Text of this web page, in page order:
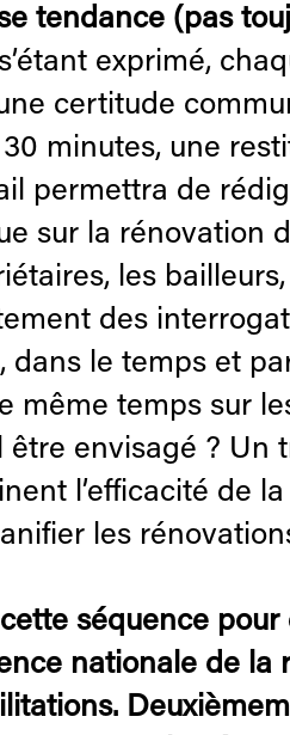
tendance (pas
exprimé,
certitude
minutes, une
permettra de
sur la rénovation
les
des
le temps et
même temps sur
envisagé ? Un
l’efficacité de
les
séquence
nationale de